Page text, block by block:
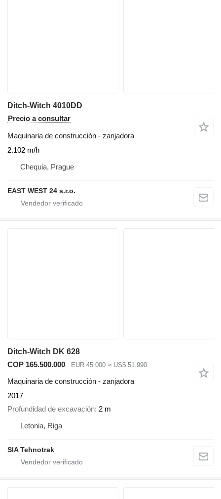
Ditch-Witch 4010DD
Precio a consultar
Maquinaria de construcción - zanjadora
2.102 m/h
Chequia, Prague
EAST WEST 24 s.r.o.
Ditch-Witch DK 628
COP 165.500.000
EUR 45.000 ≈ US$ 51.990
Maquinaria de construcción - zanjadora
2017
Profundidad de excavación 2 m
Letonia, Riga
SIA Tehnotrak